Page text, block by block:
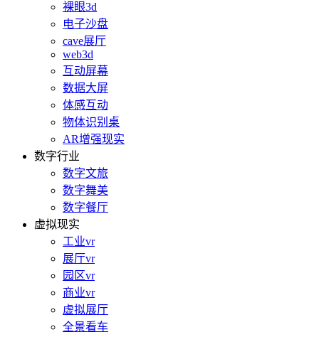
裸眼3d
电子沙盘
cave展厅
web3d
互动屏幕
数据大屏
体感互动
物体识别桌
AR增强现实
数字行业
数字文旅
数字舞美
数字餐厅
虚拟现实
工业vr
展厅vr
园区vr
商业vr
虚拟展厅
全景看车